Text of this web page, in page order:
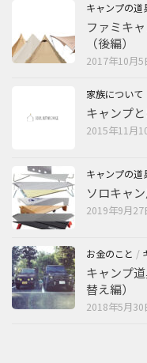
キャンプの道
ファミキ
（後編）
2017年10月5
家族について
キャンプ
2015年11月
キャンプの道
ソロキャ
2019年9月27
お金のこと /
キャンプ
替え編）
2018年5月30